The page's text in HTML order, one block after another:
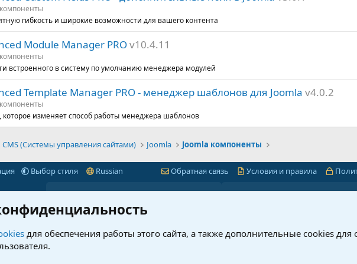
гибкость и широкие возможности для вашего контента
Module Manager PROv10.4.11
встроенного в систему по умолчанию менеджера модулей
Template Manager PRO - менеджер шаблонов для Joomla v4.0.2
изменяет способ работы менеджера шаблонов
CMS (Системы управления сайтами) Joomla Joomla компоненты
Выбор стиля Russian Обратная связь Условия и правила
для веб-
далее...
XenForo Ltd.
Маркет
Интернет-магазин + CRM
для обеспечения работы этого сайта, а также дополнительные cookies для